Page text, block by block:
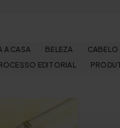
A CASA BELEZA CABELO
EDITORIAL